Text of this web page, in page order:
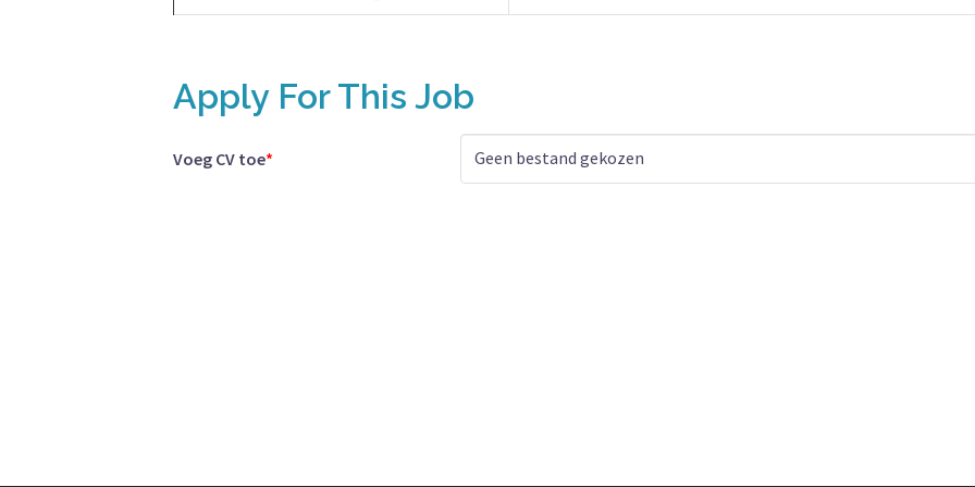
Apply For This Job
Voeg CV toe* Geen bestand gekozen